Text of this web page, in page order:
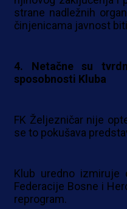
strane nadležnih
činjenicama javnost
4. Netačne su
sposobnosti Kluba
FK Željezničar nije
se to pokušava
Klub uredno izmiruje
Federacije Bosne i
reprogram.